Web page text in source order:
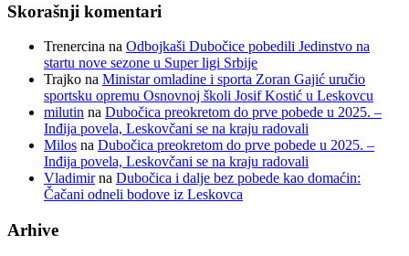
Skorašnji komentari
Trenercina na Odbojkaši Dubočice pobedili Jedinstvo na
startu nove sezone u Super ligi Srbije
Trajko na Ministar omladine i sporta Zoran Gajić uručio
sportsku opremu Osnovnoj školi Josif Kostić u Leskovcu
milutin na Dubočica preokretom do prve pobede u 2025. –
Inđija povela, Leskovčani se na kraju radovali
Milos na Dubočica preokretom do prve pobede u 2025. –
Inđija povela, Leskovčani se na kraju radovali
Vladimirna Dubočica i dalje bez pobede kao domaćin:
Čačani odneli bodove iz Leskovca
Arhive